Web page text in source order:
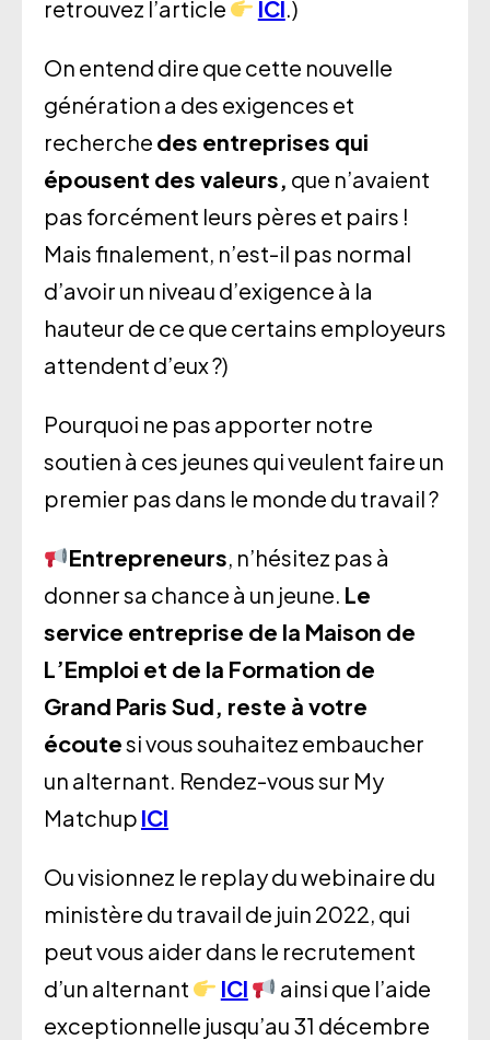
retrouvez l’article ICI.)
On entend dire que cette nouvelle
génération a des exigences et
recherche des entreprises qui
épousent des valeurs, que n’avaient
pas forcément leurs pères et pairs !
Mais finalement, n’est-il pas normal
d’avoir un niveau d’exigence à la
hauteur de ce que certains employeurs
attendent d’eux ?)
Pourquoi ne pas apporter notre
soutien à ces jeunes qui veulent faire un
premier pas dans le monde du travail ?
Entrepreneurs, n’hésitez pas à
donner sa chance à un jeune. Le
service entreprise de la Maison de
L’Emploi et de la Formation de
Grand Paris Sud, reste à votre
écoutesi vous souhaitez embaucher
un alternant. Rendez-vous sur My
Matchup ICI
Ou visionnez le replay du webinaire du
ministère du travail de juin 2022, qui
peut vous aider dans le recrutement
d’un alternant
ICI
ainsi que l’aide
exceptionnelle jusqu’au 31 décembre